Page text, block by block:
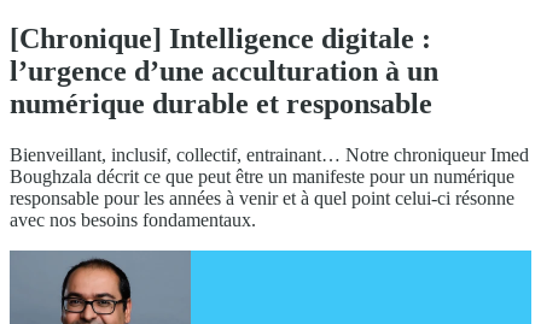
[Chronique] Intelligence digitale :
l’urgence d’une acculturation à un
numérique durable et responsable
Bienveillant, inclusif, collectif, entrainant… Notre chroniqueur Imed
Boughzala décrit ce que peut être un manifeste pour un numérique
responsable pour les années à venir et à quel point celui-ci résonne
avec nos besoins fondamentaux.